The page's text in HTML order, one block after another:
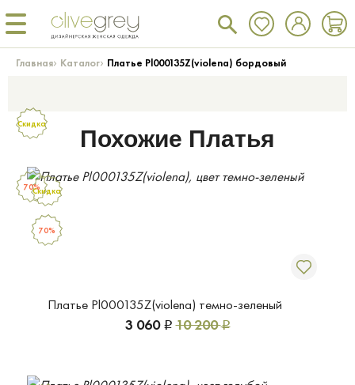
Главная› Каталог› Платье Pl000135Z(violena) бордовый
Скидка
70%
Похожие Платья
Платье Pl000135Z(violena) темно-зеленый
3 060 Р 10 200Р
Скидка
70%